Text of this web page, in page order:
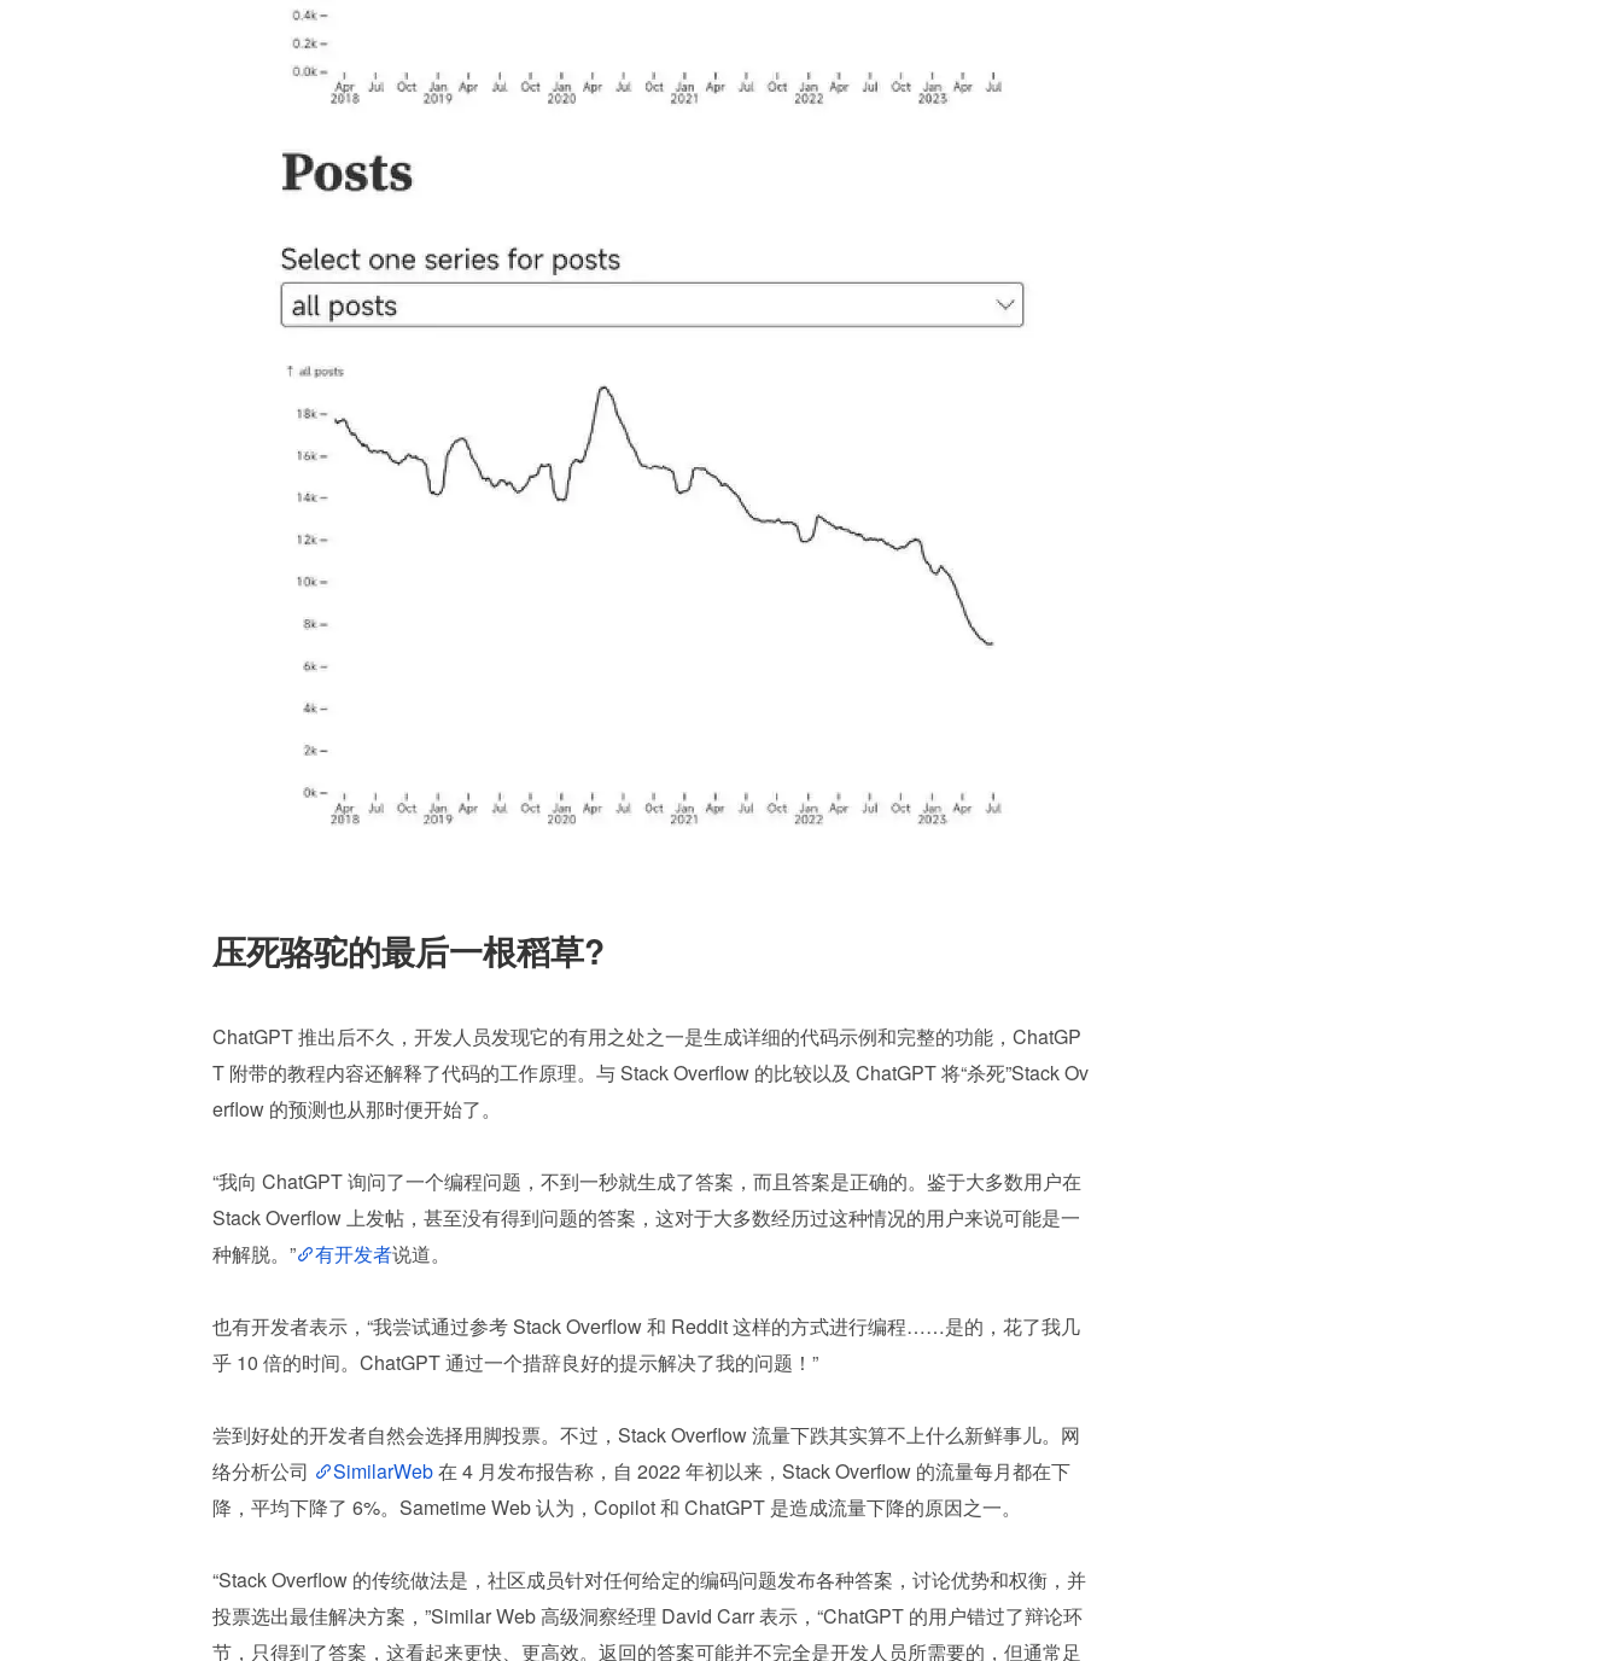
压死骆驼的最后一根稻草?
ChatGPT 推出后不久，开发人员发现它的有用之处之一是生成详细的代码示例和完整的功能，ChatGP
T 附带的教程内容还解释了代码的工作原理。与 Stack Overflow 的比较以及 ChatGPT 将“杀死”Stack Ov
erflow 的预测也从那时便开始了。
“我向 ChatGPT 询问了一个编程问题，不到一秒就生成了答案，而且答案是正确的。鉴于大多数用户在
Stack Overflow 上发帖，甚至没有得到问题的答案，这对于大多数经历过这种情况的用户来说可能是一
种解脱。”
有开发者说道。
也有开发者表示，“我尝试通过参考 Stack Overflow 和 Reddit 这样的方式进行编程……是的，花了我几
乎 10 倍的时间。ChatGPT 通过一个措辞良好的提示解决了我的问题！”
尝到好处的开发者自然会选择用脚投票。不过，Stack Overflow 流量下跌其实算不上什么新鲜事儿。网
络分析公司
SimilarWeb 在 4 月发布报告称，自 2022 年初以来，Stack Overflow 的流量每月都在下
降，平均下降了 6%。Sametime Web 认为，Copilot 和 ChatGPT 是造成流量下降的原因之一。
“Stack Overflow 的传统做法是，社区成员针对任何给定的编码问题发布各种答案，讨论优势和权衡，并
投票选出最佳解决方案，”Similar Web 高级洞察经理 David Carr 表示，“ChatGPT 的用户错过了辩论环
节，只得到了答案，这看起来更快、更高效。返回的答案可能并不完全是开发人员所需要的，但通常足